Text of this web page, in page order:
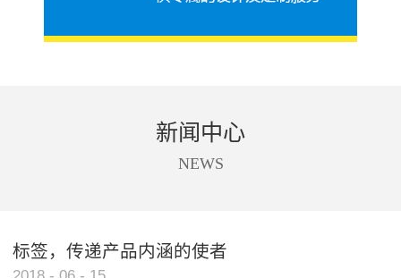
新闻中心
NEWS
标签，传递产品内涵的使者